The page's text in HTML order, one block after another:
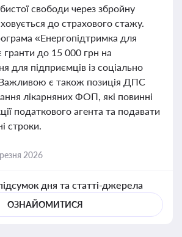
свободи через збройну
до страхового стажу.
«Енергопідтримка для
до 15 000 грн на
для підприємців із соціально
є також позиція ДПС
лікарняних ФОП, які повинні
податкового агента та подавати
строки.
2026
дня та статті-джерела
ОЗНАЙОМИТИСЯ